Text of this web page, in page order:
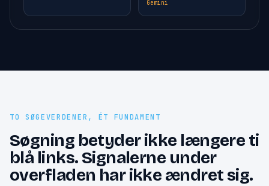
Gemini
TO SØGEVERDENER, ÉT FUNDAMENT
Søgning betyder ikke længere ti
blå links. Signalerne under
overfladen har ikke ændret sig.